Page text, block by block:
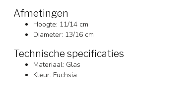
Afmetingen
Hoogte: 11/14 cm
Diameter: 13/16 cm
Technische specificaties
Materiaal: Glas
Kleur: Fuchsia